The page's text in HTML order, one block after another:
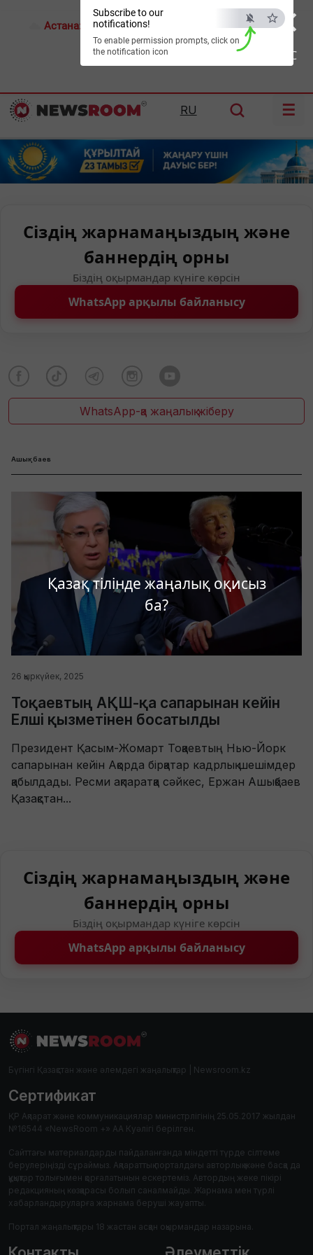
×
ESC
Қазақ тілінде жаңалық оқисыз
ба?
Subscribe to our
notifications!
To enable permission prompts, click on
the notification icon
Астана: 28°C Алматы: Шымкент:37°C
RU ☰
Сіздің жарнамаңыздың және
баннердің орны
Біздің оқырмандар күніге көрсін
WhatsApp арқылы байланысу
WhatsApp-қа жаңалық жіберу
Ашықбаев
26 қыркүйек, 2025
Тоқаевтың АҚШ-қа сапарынан кейін
Елші қызметінен босатылды
Президент Қасым-Жомарт Тоқаевтың Нью-Йорк
сапарынан кейін Ақорда бірқатар кадрлық шешімдер
қабылдады. Ресми ақпаратқа сәйкес, Ержан Ашықбаев
Қазақстан...
Сіздің жарнамаңыздың және
баннердің орны
Біздің оқырмандар күніге көрсін
WhatsApp арқылы байланысу
Бүгінгі Қазақстан және әлемдегі жаңалықтар | Newsroom.kz
Сертификат
ҚР Ақпарат және коммуникациялар министрлігінің 25.05.2017 жылдан
№16544 «NewsRoom +» АА Куәлігі берілген.
Сайттағы материалдарды пайдаланғанда міндетті түрде сілтеме
берулеріңізді сұраймыз. Ақпараттық порталдағы авторлық және басқа да
құқықтар толығымен қорғалатынын ескертеміз. Автордың жеке пікірі
редакцияның көзқарасы болып саналмайды. Жарнама мен түрлі
хабарландыруларға жарнама беруші жауапты.
Портал жаңалықтары 18 жастан асқан оқырмандар назарына.